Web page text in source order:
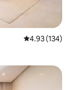
レビュー134
4.93 (134)